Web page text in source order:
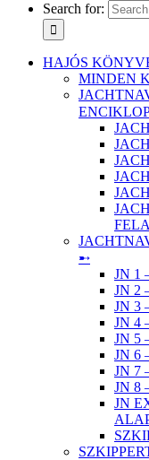
Search for:
HAJÓS
MINDEN
➸
JN 1
JN 2
JN 3
JN 4
JN 5
JN 6
JN 7
JN 8
JN